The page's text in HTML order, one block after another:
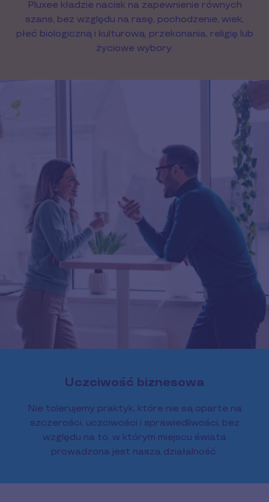
Pluxee kładzie nacisk na zapewnienie równych
szans, bez względu na rasę, pochodzenie, wiek,
płeć biologiczną i kulturową, przekonania, religię lub
życiowe wybory.
Uczciwość biznesowa
Nie tolerujemy praktyk, które nie są oparte na
szczerości, uczciwości i sprawiedliwości, bez
względu na to, w którym miejscu świata
prowadzona jest nasza działalność.